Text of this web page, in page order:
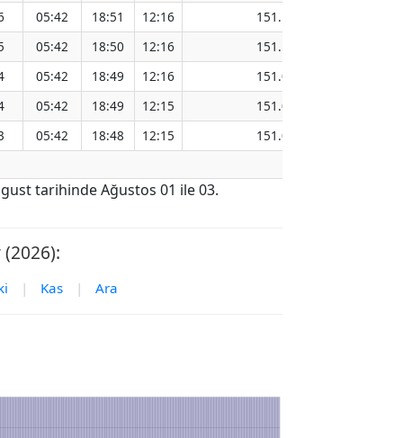
05:42 18:51 12:16
151.15
05:42 18:50 12:16
151.11
05:42 18:49 12:16
151.08
05:42 18:49 12:15
151.04
05:42 18:48 12:15 151.00
tarihinde Ağustos 01 ile 03.
| Kas | Ara